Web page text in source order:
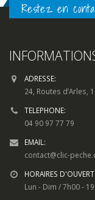
Restez en
ADRESSE:
24, Routes d’Arles,
TELEPHONE:
04 90 97 77 79
EMAIL:
contact@clic-
HORAIRES
Lun - Dim / 7h00 -